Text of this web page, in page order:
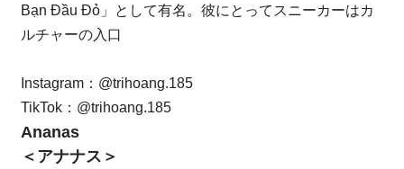
Bạn Đầu Đỏ」として有名。彼にとってスニーカーはカ
ルチャーの入口
Instagram： @trihoang.185
TikTok： @trihoang.185
Ananas
＜アナナス＞